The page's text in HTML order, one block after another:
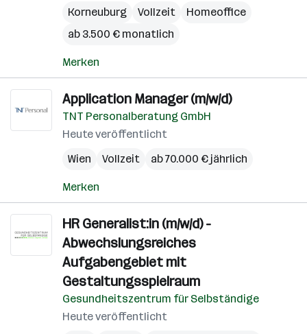
Korneuburg
Vollzeit
Homeoffice
ab 3.500 € monatlich
Merken
Application Manager (m/w/d)
TNT Personalberatung GmbH
Heute veröffentlicht
Wien
Vollzeit ab 70.000 € jährlich
Merken
HR Generalist:in (m/w/d) -
Abwechslungsreiches
Aufgabengebiet mit
Gestaltungsspielraum
Gesundheitszentrum für Selbständige
Heute veröffentlicht